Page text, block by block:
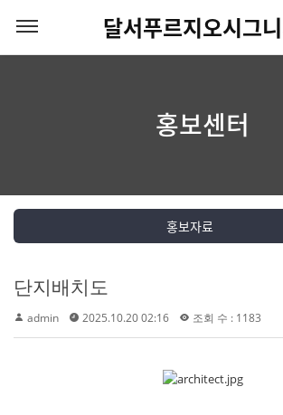
달서푸르지오시그
홍보센터
홍보자료
단지배치도
admin 2025.10.20 02:16 조회 수 : 1183